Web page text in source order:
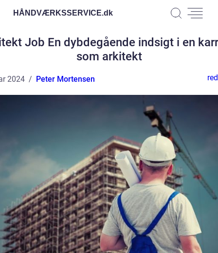
HÅNDVÆRKSSERVICE.dk
Job En dybdegående indsigt i en
som arkitekt
2024 Peter Mortensen